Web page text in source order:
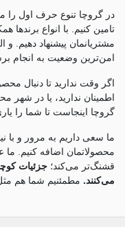
در گروچا تنوع حرف اول را
تامین کنیم. با انواع برندها
مشتریانمان پیشنهاد دهیم. و
امن‌ترین وضعیت به انجام
اگر وقت ندارید تا دنبال
اطمینان ندارید، یا در شهر
گروچا اینجاست تا شما را
ما سعی داریم به مرور و با
محصولاتمان اضافه کنیم. ما
قشنگ‌تر می‌کند؛ جزئیات
می‌کنند. مطمئنیم شما هم